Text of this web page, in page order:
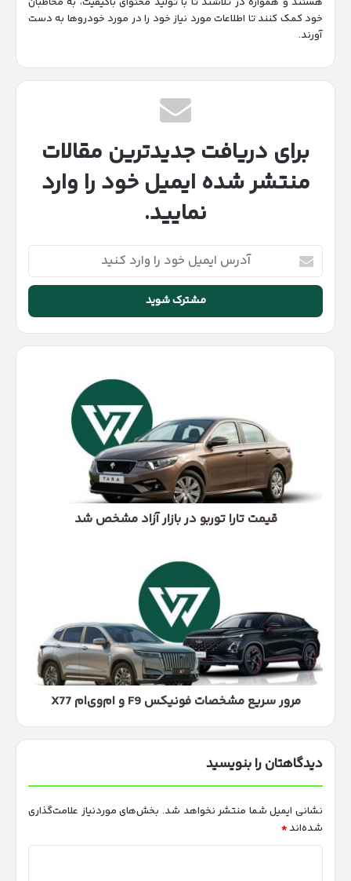
خود کمک کنند تا اطلاعات مورد نیاز خود را در مورد خودروها به دست
آورند.
برای دریافت جدیدترین مقالات
منتشر شده ایمیل خود را وارد
نمایید.
آدرس
ایمیل
خود
وارد
کنید
مشخص
قیمت تارا توربو در بازار آزاد مشخص شد
و
ام‌وی‌ام
X77
مرور سریع مشخصات فونیکس F9 و ام‌وی‌ام X77
دیدگاهتان را بنویسید
نشانی ایمیل شما منتشر نخواهد شد. بخش‌های موردنیاز علامت‌گذاری
شده‌اند *